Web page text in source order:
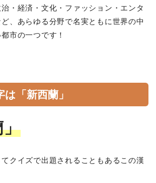
・経済・文化・ファッション・エンタ
、あらゆる分野で名実ともに世界の中
市の一つです！
「新西蘭」
」
クイズで出題されることもあるこの漢